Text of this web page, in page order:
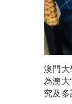
澳門
為澳
究及